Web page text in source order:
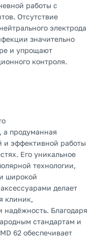
работы с
Отсутствие
электрода
значительно
и упрощают
контроля.
а продуманная
и эффективной работы
Его уникальное
технологии,
широкой
делает
клиник,
Благодаря
стандартам и
62 обеспечивает